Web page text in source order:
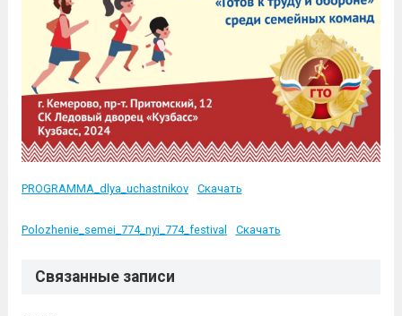
PROGRAMMA_dlya_uchastnikov Скачать
Polozhenie_semei_774_nyi_774_festival Скачать
Связанные записи